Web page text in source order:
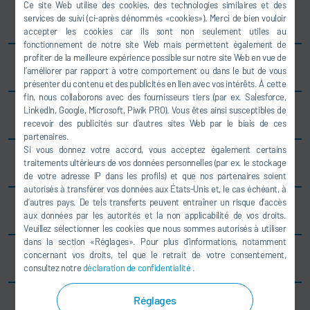
Ce site Web utilise des cookies, des technologies similaires et des
services de suivi (ci-après dénommés «cookies»). Merci de bien vouloir
accepter les cookies car ils sont non seulement utiles au
fonctionnement de notre site Web mais permettent également de
profiter de la meilleure expérience possible sur notre site Web en vue de
l’améliorer par rapport à votre comportement ou dans le but de vous
présenter du contenu et des publicités en lien avec vos intérêts. À cette
fin, nous collaborons avec des fournisseurs tiers (par ex. Salesforce,
LinkedIn, Google, Microsoft, Piwik PRO). Vous êtes ainsi susceptibles de
recevoir des publicités sur d’autres sites Web par le biais de ces
partenaires.
Si vous donnez votre accord, vous acceptez également certains
traitements ultérieurs de vos données personnelles (par ex. le stockage
de votre adresse IP dans les profils) et que nos partenaires soient
autorisés à transférer vos données aux États-Unis et, le cas échéant, à
d’autres pays. De tels transferts peuvent entraîner un risque d’accès
aux données par les autorités et la non applicabilité de vos droits.
Veuillez sélectionner les cookies que nous sommes autorisés à utiliser
dans la section «Réglages». Pour plus d’informations, notamment
concernant vos droits, tel que le retrait de votre consentement,
consultez notredéclaration de confidentialité .
Réglages
Espagne
Brésil
Chine
Grande-Bretagne
Corée
États-Unis